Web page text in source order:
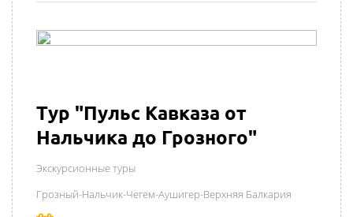
Тур "Пульс Кавказа от
Нальчика до Грозного"
Экскурсионные туры
Грозный-Нальчик-Чегем-Аушигер-Верхняя Балкария